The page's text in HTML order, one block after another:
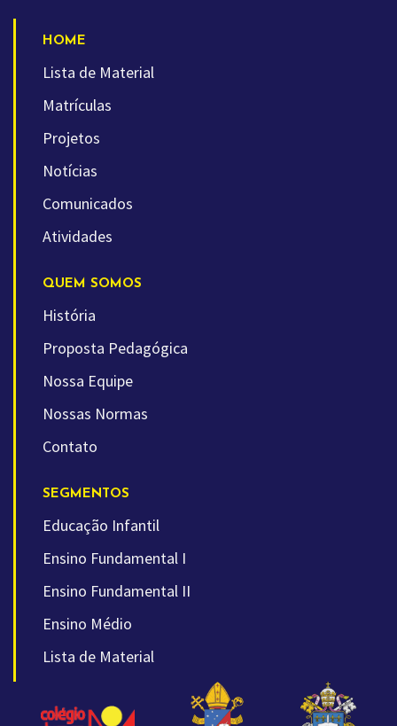
HOME
Lista de Material
Matrículas
Projetos
Notícias
Comunicados
Atividades
QUEM SOMOS
História
Proposta Pedagógica
Nossa Equipe
Nossas Normas
Contato
SEGMENTOS
Educação Infantil
Ensino Fundamental I
Ensino Fundamental II
Ensino Médio
Lista de Material